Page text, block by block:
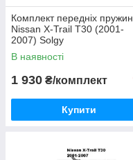
Комплект передніх пружин
Nissan X-Trail T30 (2001-
2007) Solgy
В наявності
1 930 ₴/комплект
Купити